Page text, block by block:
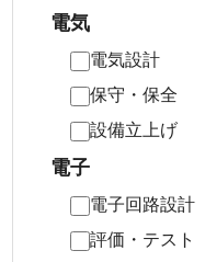
電気
電気設計
保守・保全
設備立上げ
電子
電子回路設計
評価・テスト